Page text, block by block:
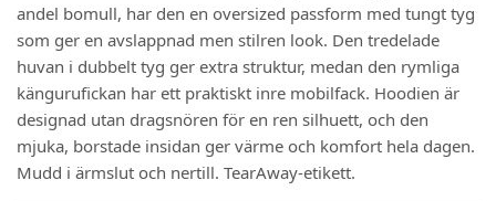
andel bomull, har den en oversized passform med tungt tyg
som ger en avslappnad men stilren look. Den tredelade
huvan i dubbelt tyg ger extra struktur, medan den rymliga
kängurufickan har ett praktiskt inre mobilfack. Hoodien är
designad utan dragsnören för en ren silhuett, och den
mjuka, borstade insidan ger värme och komfort hela dagen.
Mudd i ärmslut och nertill. TearAway-etikett.